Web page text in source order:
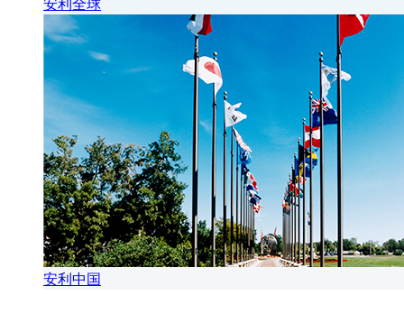
安利全球
安利中国